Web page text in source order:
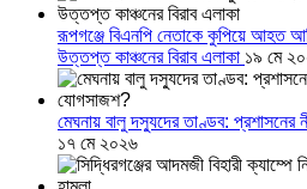
রূপগঞ্জে বিএনপি নেতাকে কুপিয়ে আহত
উত্তপ্ত কাঞ্চনের বিরাব এলাকা ১৯ মে
মেঘনায় বালু দস্যুদের তাণ্ডব: প্রশাসনের
১৭ মে ২০২৬